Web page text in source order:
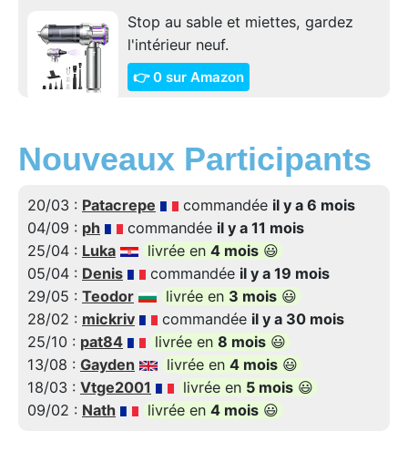
Stop au sable et miettes, gardez
l'intérieur neuf.
👉 0 sur Amazon
Nouveaux Participants
20/03 : Patacrepe commandée il y a 6 mois
04/09 : ph commandée il y a 11 mois
25/04 : Luka livrée en 4 mois 😃
05/04 : Denis commandée il y a 19 mois
29/05 : Teodor livrée en 3 mois 😃
28/02 : mickriv commandée il y a 30 mois
25/10 : pat84 livrée en 8 mois 😃
13/08 : Gayden livrée en 4 mois 😃
18/03 : Vtge2001 livrée en 5 mois 😃
09/02 : Nath livrée en 4 mois 😃